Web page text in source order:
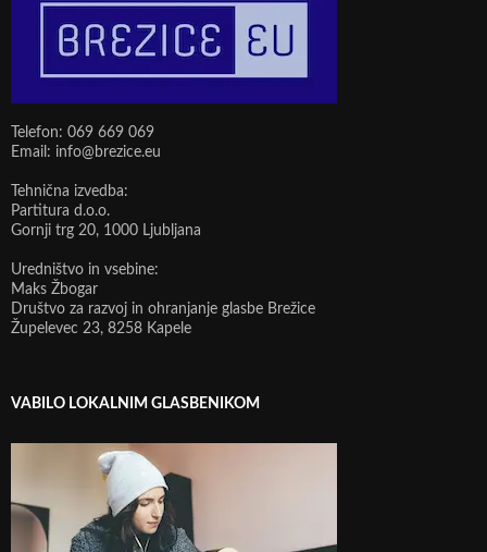
Telefon: 069 669 069
Email: info@brezice.eu
Tehnična izvedba:
Partitura d.o.o.
Gornji trg 20, 1000 Ljubljana
Uredništvo in vsebine:
Maks Žbogar
Društvo za razvoj in ohranjanje glasbe Brežice
Župelevec 23, 8258 Kapele
VABILO LOKALNIM GLASBENIKOM